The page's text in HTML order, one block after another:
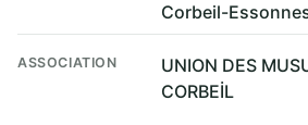
Corbeil-
ASSOCIATION
UNION DES
CORBEİL